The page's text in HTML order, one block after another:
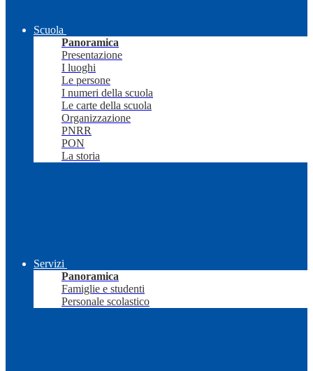
Scuola
Panoramica
Presentazione
I luoghi
Le persone
I numeri della scuola
Le carte della scuola
Organizzazione
PNRR
PON
La storia
Servizi
Panoramica
Famiglie e studenti
Personale scolastico